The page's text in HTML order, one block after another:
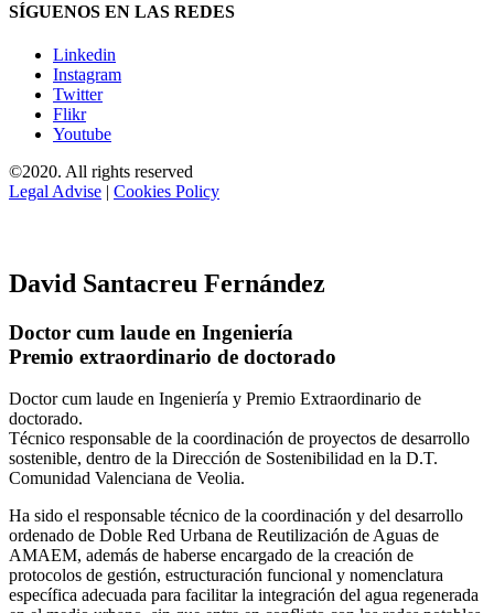
SÍGUENOS EN LAS REDES
Linkedin
Instagram
Twitter
Flikr
Youtube
©2020. All rights reserved
Legal Advise | Cookies Policy
David Santacreu Fernández
Doctor cum laude en Ingeniería
Premio extraordinario de doctorado
Doctor cum laude en Ingeniería y Premio Extraordinario de
doctorado.
Técnico responsable de la coordinación de proyectos de desarrollo
sostenible, dentro de la Dirección de Sostenibilidad en la D.T.
Comunidad Valenciana de Veolia.
Ha sido el responsable técnico de la coordinación y del desarrollo
ordenado de Doble Red Urbana de Reutilización de Aguas de
AMAEM, además de haberse encargado de la creación de
protocolos de gestión, estructuración funcional y nomenclatura
específica adecuada para facilitar la integración del agua regenerada